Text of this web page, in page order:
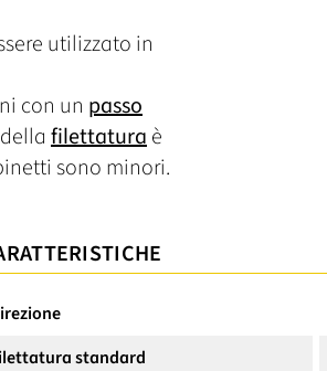
utilizzato in
con un passo
filettaturaè
sono minori.
standard